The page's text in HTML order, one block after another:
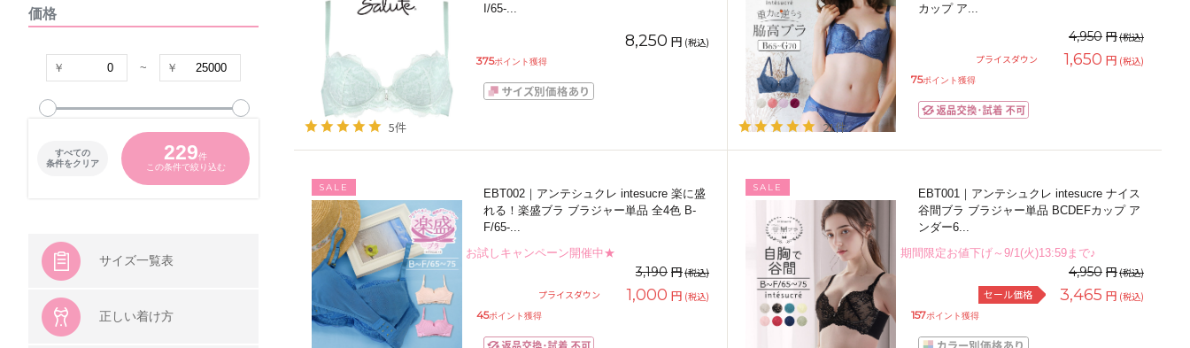
COCO Linge
グラマープリンセス
パナシェ
シシフィーユ
ウンナナクール
価格
~
すべての
条件をクリア
229件
この条件で絞り込む
サイズ一覧表
正しい着け方
I/65-...
5件
8,250 円 (税込)
375ポイント獲得
カップ ア...
21件
4,950 円(税込)
プライスダウン
1,650 円 (税込)
75ポイント獲得
SALE
EBT002｜アンテシュクレ intesucre 楽に盛
れる！楽盛ブラ ブラジャー単品 全4色 B-
F/65-...
お試しキャンペーン開催中★
3,190 円(税込)
プライスダウン
1,000 円 (税込)
45ポイント獲得
SALE
EBT001｜アンテシュクレ intesucre ナイス
谷間ブラ ブラジャー単品 BCDEFカップ ア
ンダー6...
期間限定お値下げ～9/1(火)13:59まで♪
4,950 円(税込)
セール価格 3,465 円 (税込)
157ポイント獲得